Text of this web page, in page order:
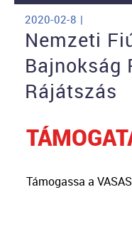
2020-02-8 |
Nemzeti
Bajnokság
Rájátszás
Támogassa a